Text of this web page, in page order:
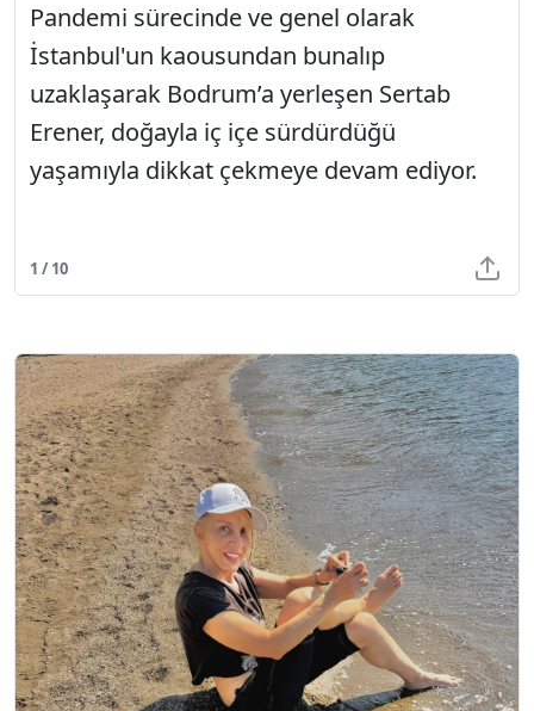
Pandemi sürecinde ve genel olarak
İstanbul'un kaousundan bunalıp
uzaklaşarak Bodrum’a yerleşen Sertab
Erener, doğayla iç içe sürdürdüğü
yaşamıyla dikkat çekmeye devam ediyor.
1 / 10